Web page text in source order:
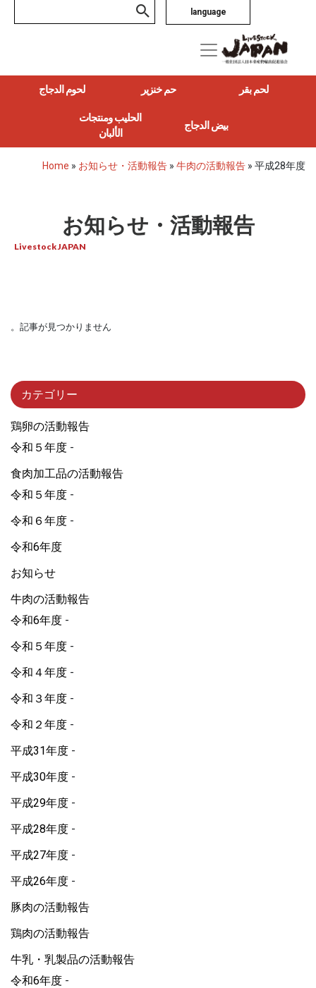
language
لحم بقر حم خنزير لحوم الدجاج
بيض الدجاج
الحليب ومنتجات
الألبان
Home » お知らせ・活動報告 » 牛肉の活動報告 » 平成28年度
お知らせ・活動報告
Livestock JAPAN
記事が見つかりません。
カテゴリー
鶏卵の活動報告
令和５年度
食肉加工品の活動報告
令和５年度
令和６年度
令和6年度
お知らせ
牛肉の活動報告
令和6年度
令和５年度
令和４年度
令和３年度
令和２年度
平成31年度
平成30年度
平成29年度
平成28年度
平成27年度
平成26年度
豚肉の活動報告
鶏肉の活動報告
牛乳・乳製品の活動報告
令和6年度